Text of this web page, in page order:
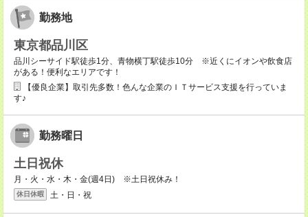
勤務地
東京都品川区
品川シーサイド駅徒歩1分、青物横丁駅徒歩10分 ※近くにイオンや飲食店
がある！便利なエリアです！
【優良企業】取引先多数！色んな企業のＩＴサービス支援を行っていま
す♪
勤務曜日
土日祝休
月・火・水・木・金(週4日) ※土日祝休み！
休日休暇 土・日・祝